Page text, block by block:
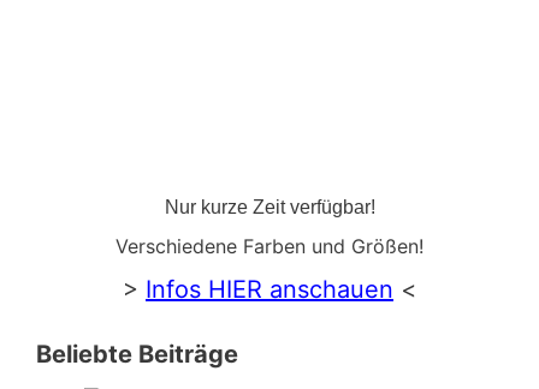
Nur kurze Zeit verfügbar!
Verschiedene Farben und Größen!
> Infos HIER anschauen <
Beliebte Beiträge